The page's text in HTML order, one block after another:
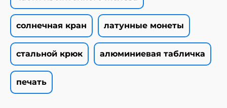
солнечная кран латунные монеты
стальной крюк алюминиевая табличка
печать